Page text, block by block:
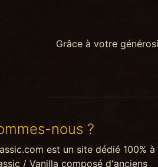
Grâce à votre
nous ?
est un site dédié 100% à
/ Vanilla composé d'anciens